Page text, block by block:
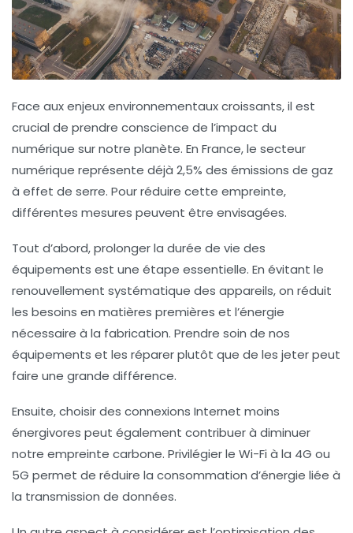
Face aux enjeux environnementaux croissants, il est
crucial de prendre conscience de l’impact du
numérique sur notre planète. En France, le secteur
numérique représente déjà 2,5% des émissions de gaz
à effet de serre. Pour réduire cette empreinte,
différentes mesures peuvent être envisagées.
Tout d’abord, prolonger la durée de vie des
équipements est une étape essentielle. En évitant le
renouvellement systématique des appareils, on réduit
les besoins en matières premières et l’énergie
nécessaire à la fabrication. Prendre soin de nos
équipements et les réparer plutôt que de les jeter peut
faire une grande différence.
Ensuite, choisir des connexions Internet moins
énergivores peut également contribuer à diminuer
notre empreinte carbone. Privilégier le Wi-Fi à la 4G ou
5G permet de réduire la consommation d’énergie liée à
la transmission de données.